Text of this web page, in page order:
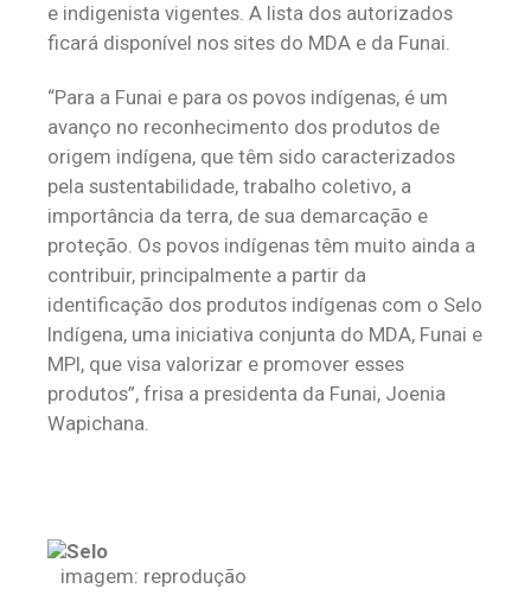
e indigenista vigentes. A lista dos autorizados
ficará disponível nos sites do MDA e da Funai.
“Para a Funai e para os povos indígenas, é um
avanço no reconhecimento dos produtos de
origem indígena, que têm sido caracterizados
pela sustentabilidade, trabalho coletivo, a
importância da terra, de sua demarcação e
proteção. Os povos indígenas têm muito ainda a
contribuir, principalmente a partir da
identificação dos produtos indígenas com o Selo
Indígena, uma iniciativa conjunta do MDA, Funai e
MPI, que visa valorizar e promover esses
produtos”, frisa a presidenta da Funai, Joenia
Wapichana.
imagem: reprodução